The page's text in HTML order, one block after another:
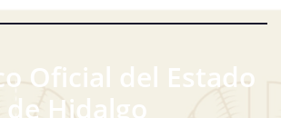
Oficial del Estado
de Hidalgo